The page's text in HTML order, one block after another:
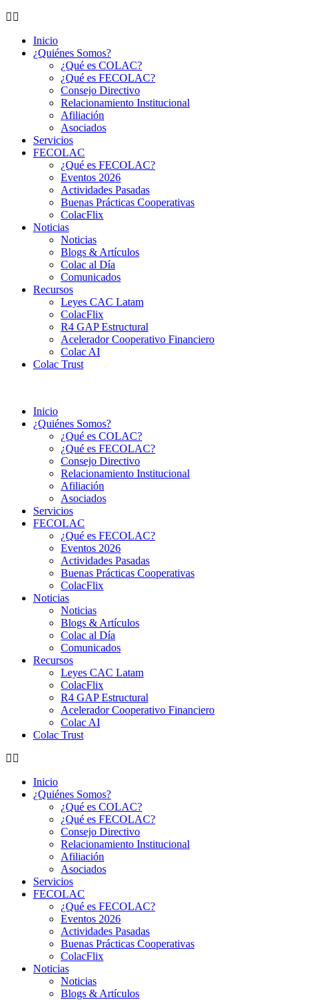
Inicio
¿Quiénes Somos?
¿Qué es COLAC?
¿Qué es FECOLAC?
Consejo Directivo
Relacionamiento Institucional
Afiliación
Asociados
Servicios
FECOLAC
¿Qué es FECOLAC?
Eventos 2026
Actividades Pasadas
Buenas Prácticas Cooperativas
ColacFlix
Noticias
Noticias
Blogs & Artículos
Colac al Día
Comunicados
Recursos
Leyes CAC Latam
ColacFlix
R4 GAP Estructural
Acelerador Cooperativo Financiero
Colac AI
Colac Trust
Inicio
¿Quiénes Somos?
¿Qué es COLAC?
¿Qué es FECOLAC?
Consejo Directivo
Relacionamiento Institucional
Afiliación
Asociados
Servicios
FECOLAC
¿Qué es FECOLAC?
Eventos 2026
Actividades Pasadas
Buenas Prácticas Cooperativas
ColacFlix
Noticias
Noticias
Blogs & Artículos
Colac al Día
Comunicados
Recursos
Leyes CAC Latam
ColacFlix
R4 GAP Estructural
Acelerador Cooperativo Financiero
Colac AI
Colac Trust
Inicio
¿Quiénes Somos?
¿Qué es COLAC?
¿Qué es FECOLAC?
Consejo Directivo
Relacionamiento Institucional
Afiliación
Asociados
Servicios
FECOLAC
¿Qué es FECOLAC?
Eventos 2026
Actividades Pasadas
Buenas Prácticas Cooperativas
ColacFlix
Noticias
Noticias
Blogs & Artículos